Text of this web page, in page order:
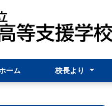
ーム 校長より